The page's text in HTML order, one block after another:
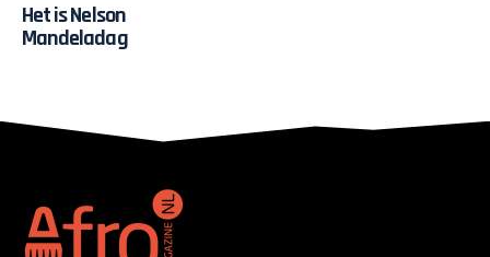
Het is Nelson
Mandeladag